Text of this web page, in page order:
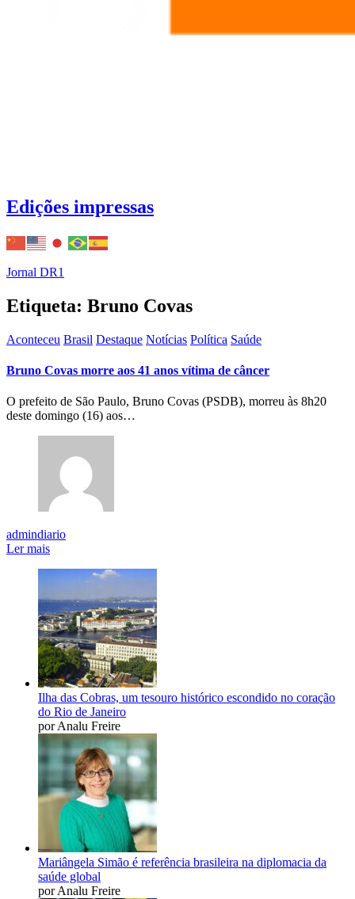
Edições impressas
Jornal DR1
Etiqueta: Bruno Covas
Aconteceu Brasil Destaque Notícias Política Saúde
Bruno Covas morre aos 41 anos vítima de câncer
O prefeito de São Paulo, Bruno Covas (PSDB), morreu às 8h20
deste domingo (16) aos…
admindiario
Ler mais
Ilha das Cobras, um tesouro histórico escondido no coração
do Rio de Janeiro
por Analu Freire
Mariângela Simão é referência brasileira na diplomacia da
saúde global
por Analu Freire